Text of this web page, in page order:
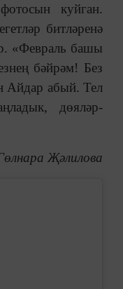
куйган.
битләренә
«Февраль башы
бәйрәм! Без
Айдар абый. Тел
дөяләр-
Җәлилова